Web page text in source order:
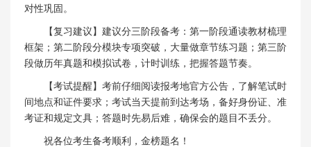
对性巩固。
【复习建议】建议分三阶段备考：第一阶段通读教材梳理
框架；第二阶段分模块专项突破，大量做章节练习题；第三阶
段做历年真题和模拟试卷，计时训练，把握答题节奏。
【考试提醒】考前仔细阅读报考地官方公告，了解笔试时
间地点和证件要求；考试当天提前到达考场，备好身份证、准
考证和规定文具；答题时先易后难，确保会的题目不丢分。
祝各位考生备考顺利，金榜题名！